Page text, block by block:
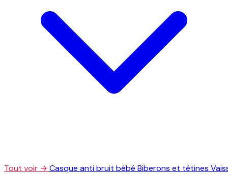
Tout voir → Casque anti bruit bébé Biberons et tétines